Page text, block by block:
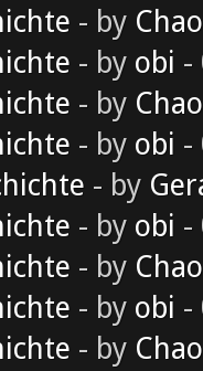
- by
- by obi -
- by
- by obi -
- by
- by obi -
- by
- by obi -
- by